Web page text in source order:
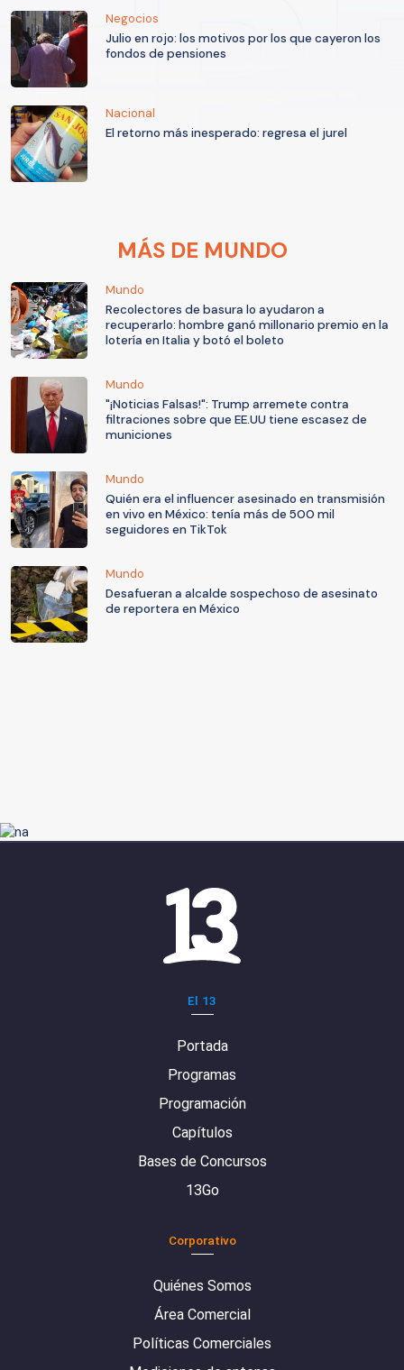
Negocios
Julio en rojo: los motivos por los que cayeron los
fondos de pensiones
Nacional
El retorno más inesperado: regresa el jurel
MÁS DE MUNDO
Mundo
Recolectores de basura lo ayudaron a
recuperarlo: hombre ganó millonario premio en la
lotería en Italia y botó el boleto
Mundo
"¡Noticias Falsas!": Trump arremete contra
filtraciones sobre que EE.UU tiene escasez de
municiones
Mundo
Quién era el influencer asesinado en transmisión
en vivo en México: tenía más de 500 mil
seguidores en TikTok
Mundo
Desafueran a alcalde sospechoso de asesinato
de reportera en México
El 13
Portada
Programas
Programación
Capítulos
Bases de Concursos
13Go
Corporativo
Quiénes Somos
Área Comercial
Políticas Comerciales